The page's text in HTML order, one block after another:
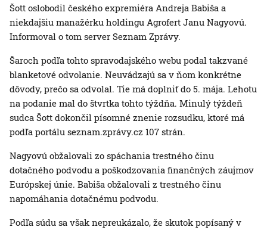
Šott oslobodil českého expremiéra Andreja Babiša a
niekdajšiu manažérku holdingu Agrofert Janu Nagyovú.
Informoval o tom server Seznam Zprávy.
Šaroch podľa tohto spravodajského webu podal takzvané
blanketové odvolanie. Neuvádzajú sa v ňom konkrétne
dôvody, prečo sa odvolal. Tie má doplniť do 5. mája. Lehotu
na podanie mal do štvrtka tohto týždňa. Minulý týždeň
sudca Šott dokončil písomné znenie rozsudku, ktoré má
podľa portálu seznam.zprávy.cz 107 strán.
Nagyovú obžalovali zo spáchania trestného činu
dotačného podvodu a poškodzovania finančných záujmov
Európskej únie. Babiša obžalovali z trestného činu
napomáhania dotačnému podvodu.
Podľa súdu sa však nepreukázalo, že skutok popísaný v